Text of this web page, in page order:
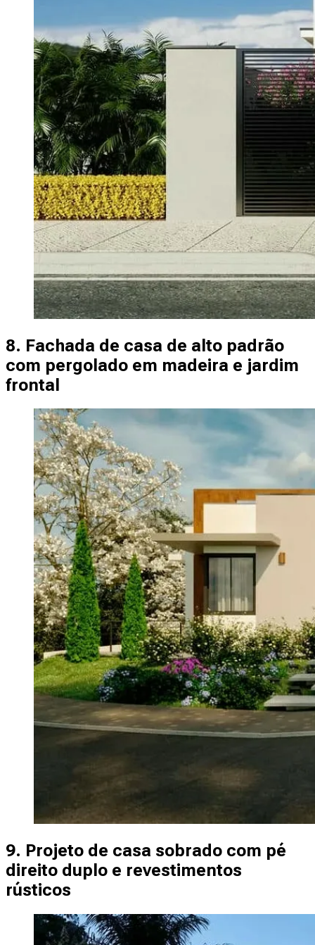
8. Fachada de casa de alto padrão
com pergolado em madeira e jardim
frontal
9. Projeto de casa sobrado com pé
direito duplo e revestimentos
rústicos